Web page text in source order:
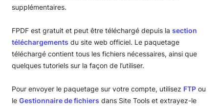
supplémentaires.
FPDF est gratuit et peut être téléchargé depuis la section
téléchargements du site web officiel. Le paquetage
téléchargé contient tous les fichiers nécessaires, ainsi que
quelques tutoriels sur la façon de l’utiliser.
Pour envoyer le paquetage sur votre compte, utilisez FTP ou
le Gestionnaire de fichiers dans Site Tools et extrayez-le